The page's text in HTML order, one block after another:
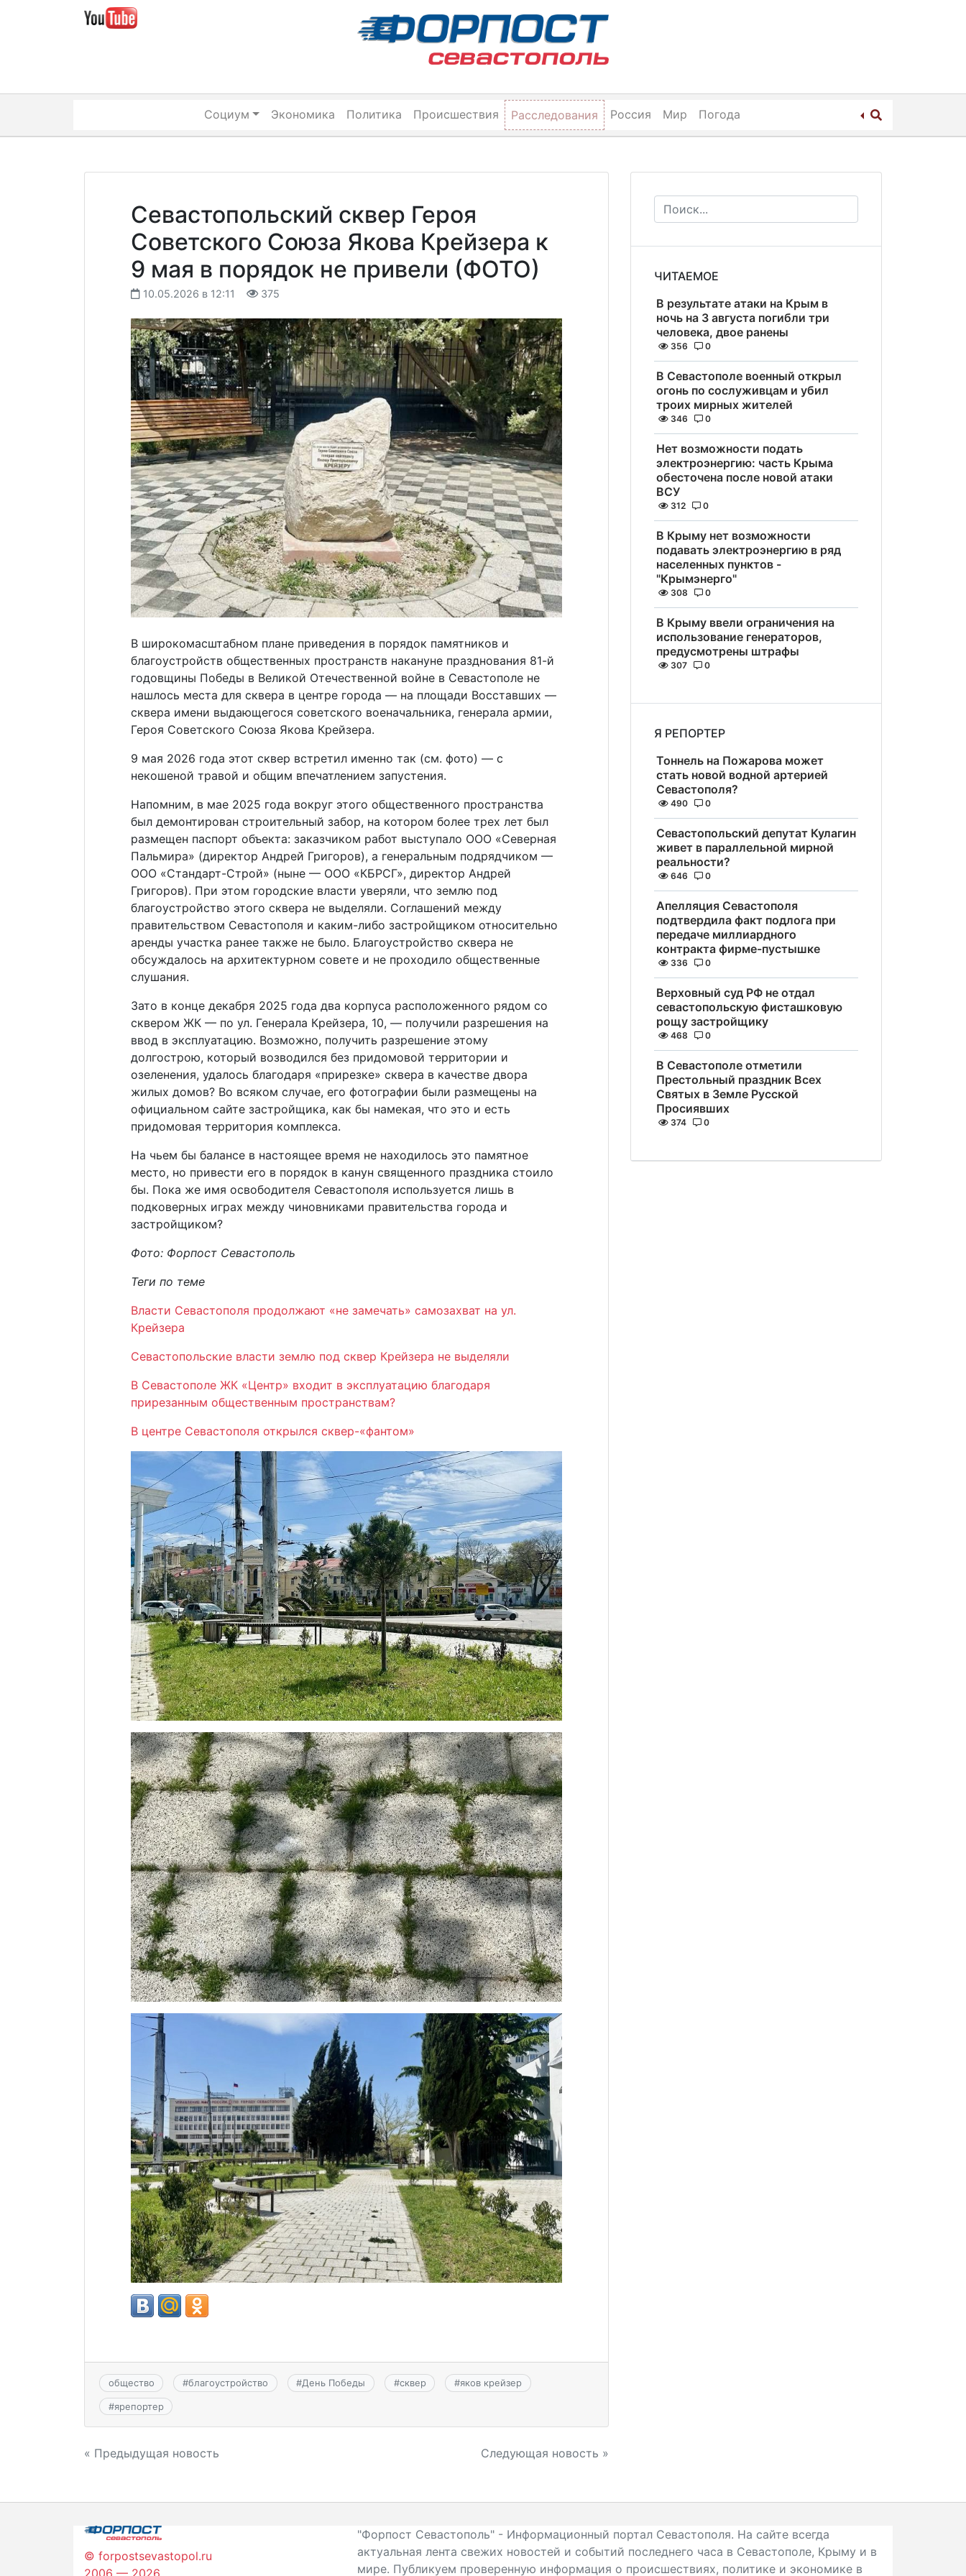
Социум Экономика Политика Происшествия Расследования Россия Мир Погода
Севастопольский сквер Героя
Советского Союза Якова Крейзера к
9 мая в порядок не привели (ФОТО)
10.05.2026 в 12:11 375
В широкомасштабном плане приведения в порядок памятников и
благоустройств общественных пространств накануне празднования 81-й
годовщины Победы в Великой Отечественной войне в Севастополе не
нашлось места для сквера в центре города — на площади Восставших —
сквера имени выдающегося советского военачальника, генерала армии,
Героя Советского Союза Якова Крейзера.
9 мая 2026 года этот сквер встретил именно так (см. фото) — с
некошеной травой и общим впечатлением запустения.
Напомним, в мае 2025 года вокруг этого общественного пространства
был демонтирован строительный забор, на котором более трех лет был
размещен паспорт объекта: заказчиком работ выступало ООО «Северная
Пальмира» (директор Андрей Григоров), а генеральным подрядчиком —
ООО «Стандарт-Строй» (ныне — ООО «КБРСГ», директор Андрей
Григоров). При этом городские власти уверяли, что землю под
благоустройство этого сквера не выделяли. Соглашений между
правительством Севастополя и каким-либо застройщиком относительно
аренды участка ранее также не было. Благоустройство сквера не
обсуждалось на архитектурном совете и не проходило общественные
слушания.
Зато в конце декабря 2025 года два корпуса расположенного рядом со
сквером ЖК — по ул. Генерала Крейзера, 10, — получили разрешения на
ввод в эксплуатацию. Возможно, получить разрешение этому
долгострою, который возводился без придомовой территории и
озеленения, удалось благодаря «прирезке» сквера в качестве двора
жилых домов? Во всяком случае, его фотографии были размещены на
официальном сайте застройщика, как бы намекая, что это и есть
придомовая территория комплекса.
На чьем бы балансе в настоящее время не находилось это памятное
место, но привести его в порядок в канун священного праздника стоило
бы. Пока же имя освободителя Севастополя используется лишь в
подковерных играх между чиновниками правительства города и
застройщиком?
Фото: Форпост Севастополь
Теги по теме
Власти Севастополя продолжают «не замечать» самозахват на ул.
Крейзера
Севастопольские власти землю под сквер Крейзера не выделяли
В Севастополе ЖК «Центр» входит в эксплуатацию благодаря
прирезанным общественным пространствам?
В центре Севастополя открылся сквер-«фантом»
общество #благоустройство #День Победы #сквер #яков крейзер
#ярепортер
Навигация
записям
« Предыдущая новость Следующая новость »
ЧИТАЕМОЕ
В результате атаки на Крым в
ночь на 3 августа погибли три
человека, двое ранены
356 0
В Севастополе военный открыл
огонь по сослуживцам и убил
троих мирных жителей
346 0
Нет возможности подать
электроэнергию: часть Крыма
обесточена после новой атаки
ВСУ
312 0
В Крыму нет возможности
подавать электроэнергию в ряд
населенных пунктов -
"Крымэнерго"
308 0
В Крыму ввели ограничения на
использование генераторов,
предусмотрены штрафы
307 0
Я РЕПОРТЕР
Тоннель на Пожарова может
стать новой водной артерией
Севастополя?
490 0
Севастопольский депутат Кулагин
живет в параллельной мирной
реальности?
646 0
Апелляция Севастополя
подтвердила факт подлога при
передаче миллиардного
контракта фирме-пустышке
336 0
Верховный суд РФ не отдал
севастопольскую фисташковую
рощу застройщику
468 0
В Севастополе отметили
Престольный праздник Всех
Святых в Земле Русской
Просиявших
374 0
© forpostsevastopol.ru
2006 — 2026
"Форпост Севастополь" - Информационный портал Севастополя. На сайте всегда
актуальная лента свежих новостей и событий последнего часа в Севастополе, Крыму и в
мире. Публикуем проверенную информация о происшествиях, политике и экономике в